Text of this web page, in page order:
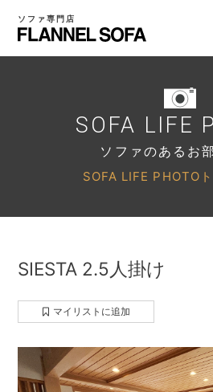
ソファ専門店
SOFA LIFE
ソファのあるお
SOFA LIFE PHOTO
SIESTA 2.5人掛け
マイリストに追加